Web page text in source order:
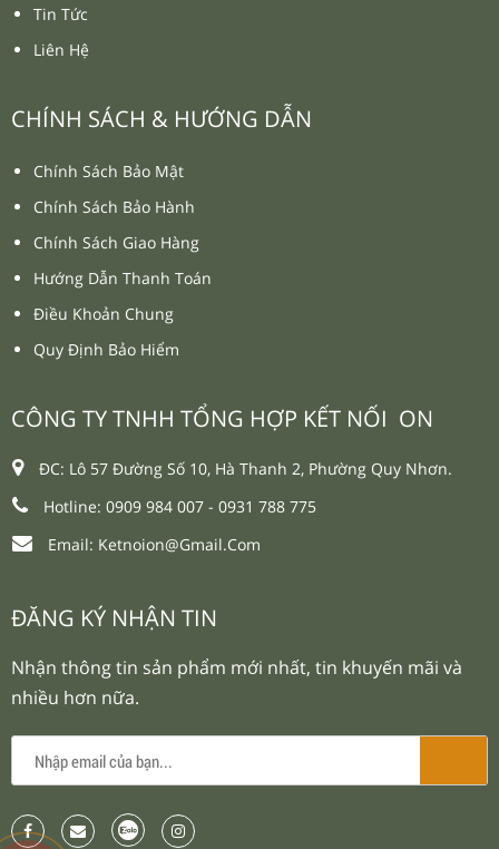
CÔNG TY TNHH TỔNG HỢP KẾT NỐI ON
ĐC: Lô 57 Đường Số 10, Hà Thanh 2, Phường Quy Nhơn.
Hotline: 0909 984 007 - 0931 788 775
Email: Ketnoion@gmail.com
Tin Tức
Liên Hệ
CHÍNH SÁCH & HƯỚNG DẪN
Chính Sách Bảo Mật
Chính Sách Bảo Hành
Chính Sách Giao Hàng
Hướng Dẫn Thanh Toán
Điều Khoản Chung
Quy Định Bảo Hiểm
ĐĂNG KÝ NHẬN TIN
Nhận thông tin sản phẩm mới nhất, tin khuyến mãi và
nhiều hơn nữa.